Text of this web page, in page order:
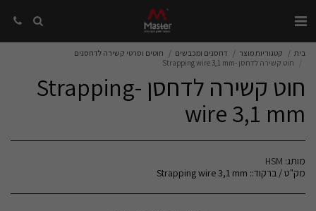
בית קטגוריות מוצר דחסנים ומכבשים
חוטים וסרטי קשירה לדחסנים
חוט קשירה לדחסן -Strapping wire 3,1 mm
חוט קשירה לדחסן -Strapping
wire 3,1 mm
מותג: HSM
מק"ט / ברקוד:: Strapping wire 3,1 mm